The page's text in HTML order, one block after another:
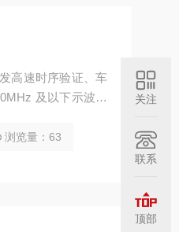
高速时序验证、车
及以下示波器
光高速捕获、20G
浏览量：63
关注
联系
顶部